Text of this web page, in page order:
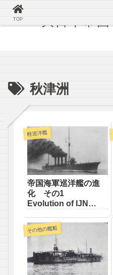
秋津洲
軽巡洋艦
帝国海軍巡洋艦の進
化 その1
Evolution of IJN
その他の艦船
TOP